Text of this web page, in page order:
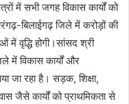
में सभी जगह विकास कार्यों को
बिलाईगढ़ जिले में करोड़ों की
में वृद्धि होगी।सांसद श्री
में विकास कार्यों और
जा रहा है। सड़क, शिक्षा,
जैसे कार्यों को प्राथमिकता से